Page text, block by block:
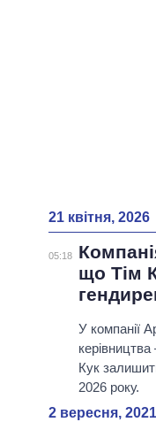
21 квітня, 2026
05:18
що Тім
У компанії
Кук
2026 року.
2 вересня, 2021